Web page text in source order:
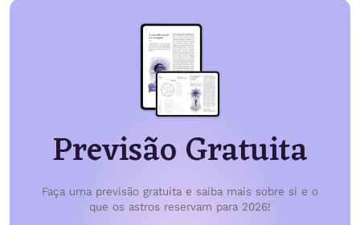
Previsão Gratuita
Faça uma previsão gratuita e saiba mais sobre si e o
que os astros reservam para 2026!